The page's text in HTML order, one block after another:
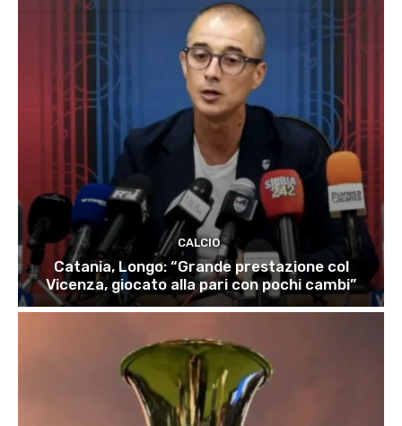
CALCIO
Catania, Longo: “Grande prestazione col
Vicenza, giocato alla pari con pochi cambi”